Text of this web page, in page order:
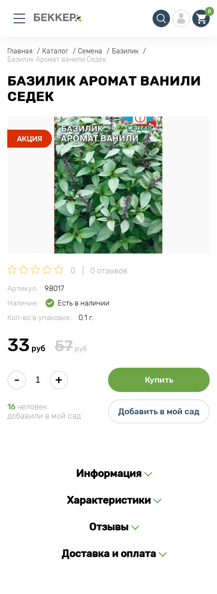
0
Главная Каталог Семена
Базилик
Базилик Аромат ванили Седек
БАЗИЛИК АРОМАТ ВАНИЛИ
СЕДЕК
АКЦИЯ
0 0 отзывов
Артикул:
98017
Наличие:
Есть в наличии
Кол-во в упаковке:
0.1 г.
33 руб 57 руб
- + Купить
16 человек
добавили в мой сад
Добавить в мой сад
Информация
Характеристики
Отзывы
Доставка и оплата